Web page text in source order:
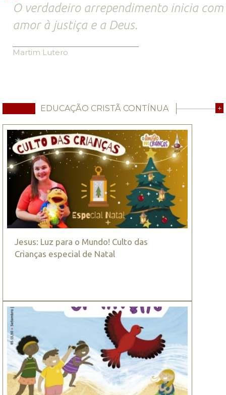
O verdadeiro arrependimento inicia com
amor à justiça e a Deus.
Martim Lutero
EDUCAÇÃO CRISTÃ CONTÍNUA +
Jesus: Luz para o Mundo! Culto das
Crianças especial de Natal